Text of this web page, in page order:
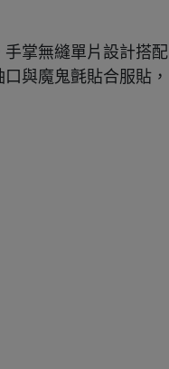
掌無縫單片設計搭配
與魔鬼氈貼合服貼，